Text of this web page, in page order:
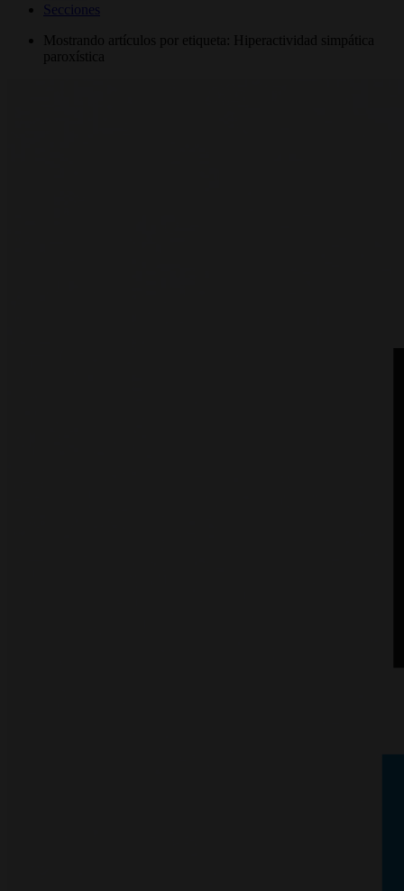
Secciones
Mostrando artículos por etiqueta: Hiperactividad simpática
paroxística